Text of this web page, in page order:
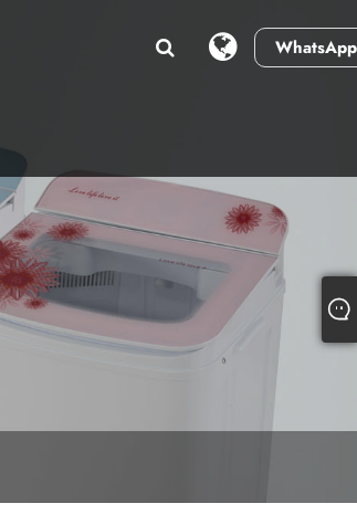
WhatsApp